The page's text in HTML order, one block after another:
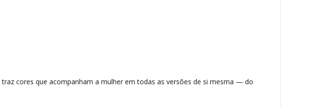
traz cores que acompanham a mulher em todas as versões de si mesma — do